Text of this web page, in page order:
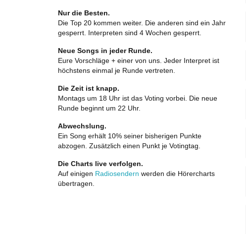
Nur die Besten.
Die Top 20 kommen weiter. Die anderen sind ein Jahr
gesperrt. Interpreten sind 4 Wochen gesperrt.
Neue Songs in jeder Runde.
Eure Vorschläge + einer von uns. Jeder Interpret ist
höchstens einmal je Runde vertreten.
Die Zeit ist knapp.
Montags um 18 Uhr ist das Voting vorbei. Die neue
Runde beginnt um 22 Uhr.
Abwechslung.
Ein Song erhält 10% seiner bisherigen Punkte
abzogen. Zusätzlich einen Punkt je Votingtag.
Die Charts live verfolgen.
Auf einigen Radiosendern werden die Hörercharts
übertragen.